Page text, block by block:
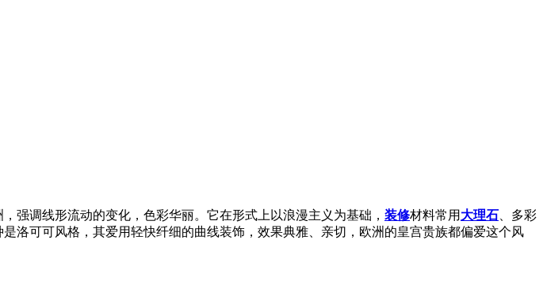
强调线形流动的变化，色彩华丽。它在形式上以浪漫主义为基础， 装修材料常用 大理石 、多彩
洛可可风格，其爱用轻快纤细的曲线装饰，效果典雅、亲切，欧洲的皇宫贵族都偏爱这个风